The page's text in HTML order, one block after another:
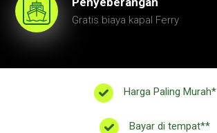
Gratis biaya kapal Ferry
Harga Paling Murah*
Bayar di tempat**